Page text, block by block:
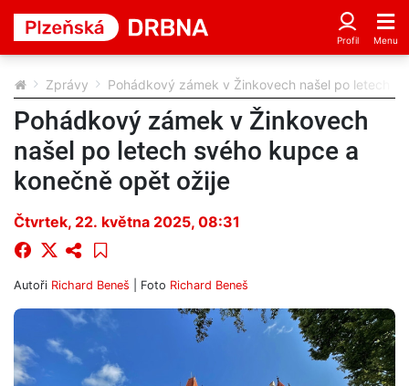
Zprávy Pohádkový zámek v Žinkovech našel po letech
Pohádkový zámek v Žinkovech
našel po letech svého kupce a
konečně opět ožije
Čtvrtek, 22. května 2025, 08:31
Autoři Richard Beneš | Foto Richard Beneš